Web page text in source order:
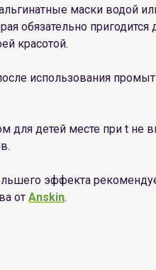
маски водой
обязательно
красотой.
использования
для детей месте при t не
эффекта
от Anskin.